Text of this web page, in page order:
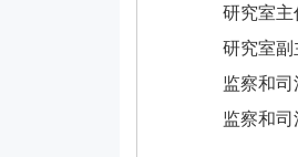
研究室主
研究室副
监察和
监察和